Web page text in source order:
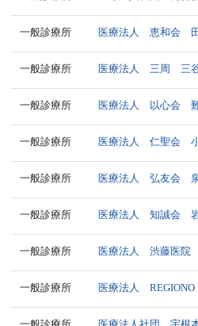
一般診療所 医療法人 恵和会
一般診療所 医療法人 三周 三
一般診療所 医療法人 以心会
一般診療所 医療法人 仁聖会
一般診療所 医療法人 弘友会 泉
一般診療所 医療法人 知誠会 岩
一般診療所 医療法人 渋藤医院
一般診療所 医療法人